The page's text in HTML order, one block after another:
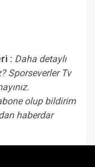
: Daha detaylı
Sporseverler Tv
olup bildirim
haberdar